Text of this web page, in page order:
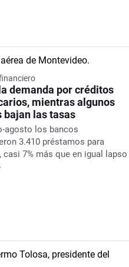
demanda por créditos
mientras algunos
bajan las tasas
agosto los bancos
3.410 préstamos para
casi 7% más que en igual lapso